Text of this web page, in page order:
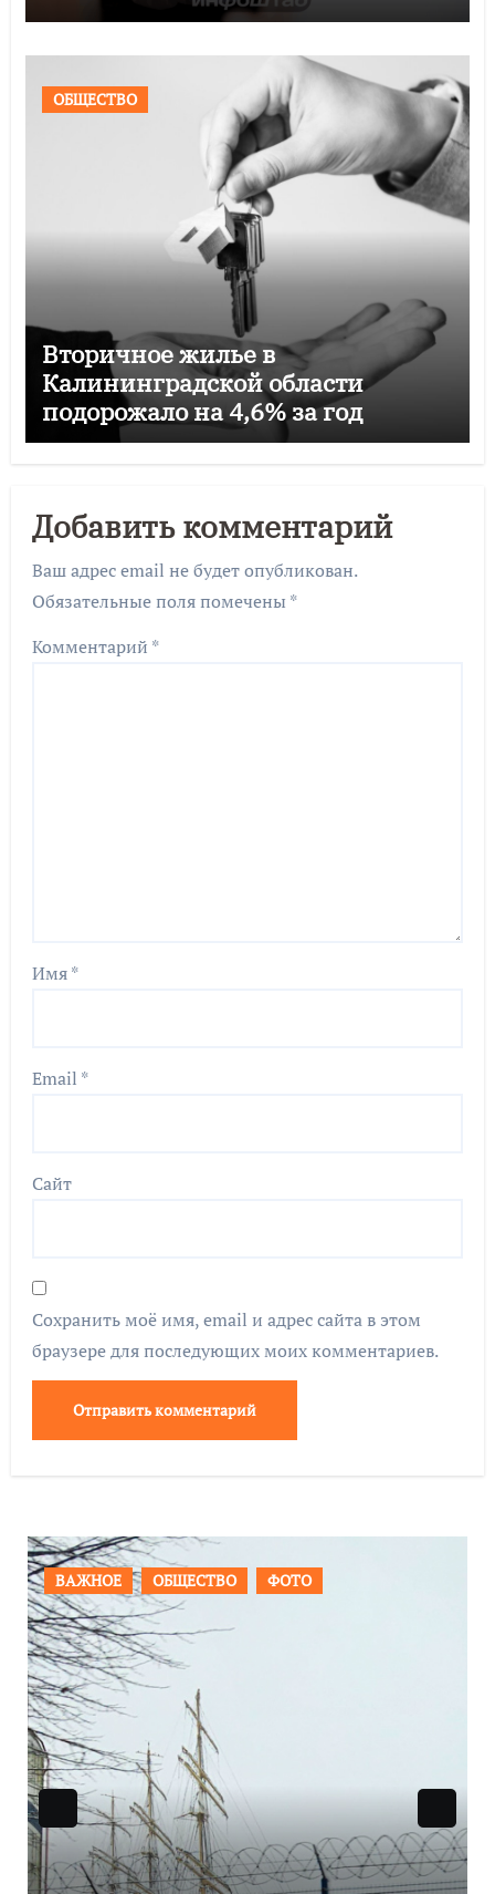
ОБЩЕСТВО
Вторичное жилье в
Калининградской области
подорожало на 4,6% за год
Добавить комментарий
Ваш адрес email не будет опубликован.
Обязательные поля помечены *
Комментарий *
Имя*
Email *
Сайт
Сохранить моё имя, email и адрес сайта в этом
браузере для последующих моих комментариев.
ПРОИСШЕСТВИЯ ФОТО